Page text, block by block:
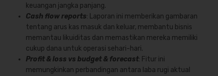
keuangan jangka panjang.
Cash flow reports: Laporan ini memberikan gambaran
tentang arus kas masuk dan keluar, membantu bisnis
memantau likuiditas dan memastikan mereka memiliki
cukup dana untuk operasi sehari-hari.
Profit & loss vs budget & forecast: Fitur ini
memungkinkan perbandingan antara laba rugi aktual